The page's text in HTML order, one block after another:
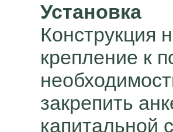
Установка
Конструкция
крепление к
закрепить
капитальной